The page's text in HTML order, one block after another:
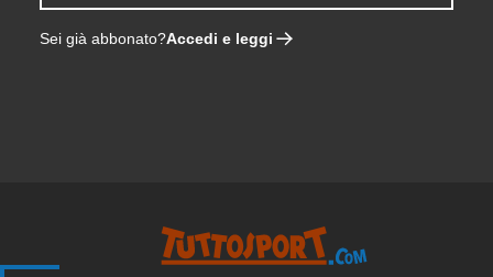
Sei già abbonato?Accedi e leggi